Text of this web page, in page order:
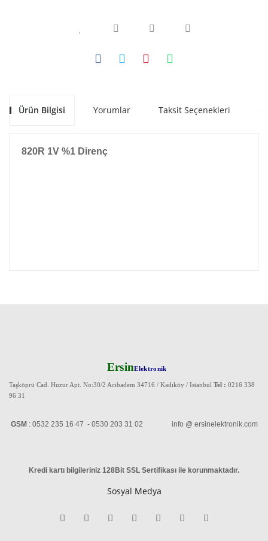
Ürün Bilgisi Yorumlar Taksit Seçenekleri
820R 1V %1 Direnç
ErsinElektronik
Taşköprü Cad. Huzur Apt. No:30/2 Acıbadem 34716 / Kadıköy / Istanbul Tel : 0216 338
96 31
GSM : 0532 235 16 47 - 0530 203 31 02 info @ ersinelektronik.com
Kredi kartı bilgileriniz 128Bit SSL Sertifikası ile korunmaktadır.
Sosyal Medya